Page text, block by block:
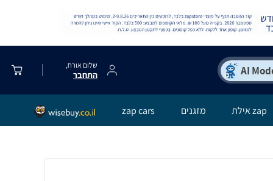
שלום אורח,
התחבר
zap אילת מזגנים zap cars